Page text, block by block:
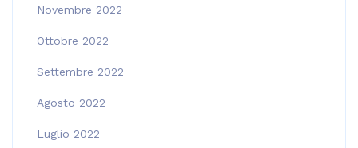
Novembre 2022
Ottobre 2022
Settembre 2022
Agosto 2022
Luglio 2022